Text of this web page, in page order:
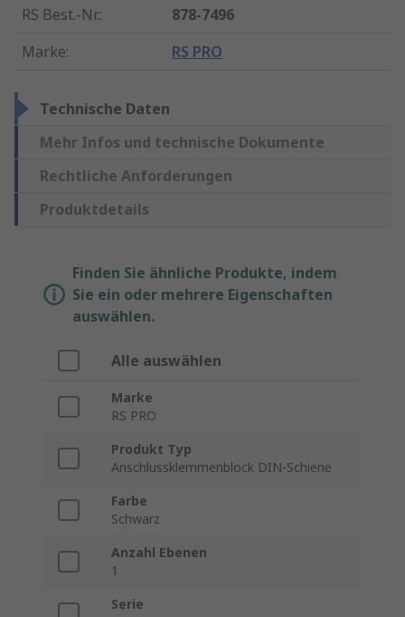
RS Best.-Nr.:
878-7496
Marke: RS PRO
Technische Daten
Mehr Infos und technische Dokumente
Rechtliche Anforderungen
Produktdetails
Finden Sie ähnliche Produkte, indem
Sie ein oder mehrere Eigenschaften
auswählen.
Alle auswählen
Marke
RS PRO
Produkt Typ
Anschlussklemmenblock DIN-Schiene
Farbe
Schwarz
Anzahl Ebenen
1
Serie